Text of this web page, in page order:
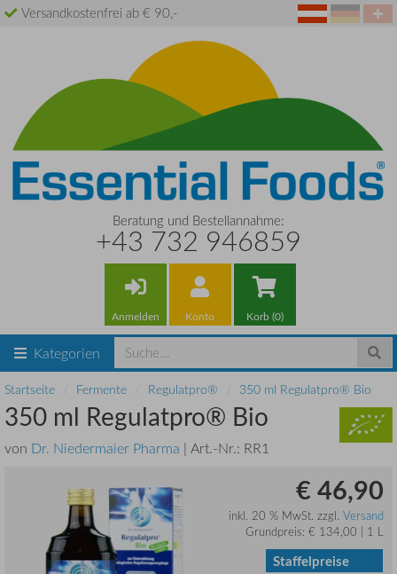
Versandkostenfrei ab € 90,-
Beratung und Bestellannahme:
+43 732 946859
Anmelden Konto Korb (0)
Kategorien
Startseite Fermente Regulatpro® 350 ml Regulatpro® Bio
350 ml Regulatpro® Bio
von Dr. Niedermaier Pharma | Art.-Nr.: RR1
€ 46,90
inkl. 20 % MwSt. zzgl. Versand
Grundpreis: € 134,00 | 1 L
Staffelpreise